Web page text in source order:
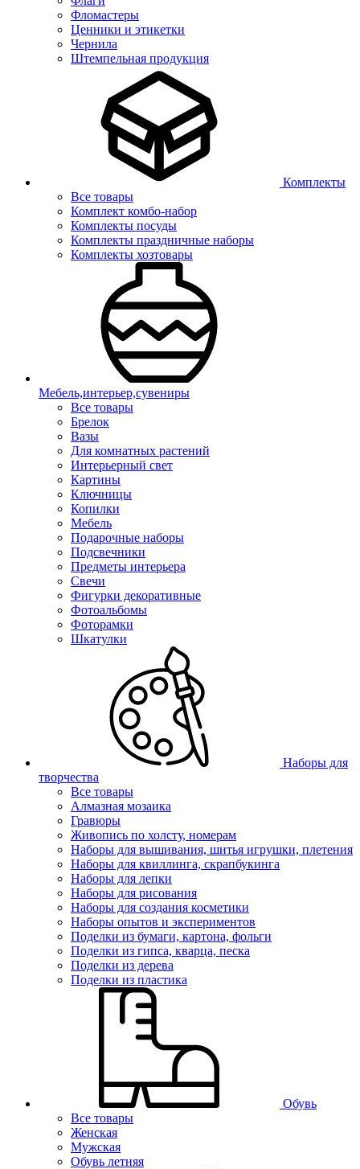
Фломастеры
Ценники и этикетки
Чернила
Штемпельная продукция
Комплекты
Все товары
Комплект комбо-набор
Комплекты посуды
Комплекты праздничные наборы
Комплекты хозтовары
Мебель,интерьер,сувениры
Все товары
Брелок
Вазы
Для комнатных растений
Интерьерный свет
Картины
Ключницы
Копилки
Мебель
Подарочные наборы
Подсвечники
Предметы интерьера
Свечи
Фигурки декоративные
Фотоальбомы
Фоторамки
Шкатулки
Наборы для
творчества
Все товары
Алмазная мозаика
Гравюры
Живопись по холсту, номерам
Наборы для вышивания, шитья игрушки, плетения
Наборы для квиллинга, скрапбукинга
Наборы для лепки
Наборы для рисования
Наборы для создания косметики
Наборы опытов и экспериментов
Поделки из бумаги, картона, фольги
Поделки из гипса, кварца, песка
Поделки из дерева
Поделки из пластика
Обувь
Все товары
Женская
Мужская
Обувь летняя